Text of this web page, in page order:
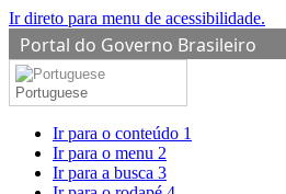
Ir direto para menu de acessibilidade.
Portal do Governo Brasileiro
Portuguese
Ir para o conteúdo 1
Ir para o menu 2
Ir para a busca 3